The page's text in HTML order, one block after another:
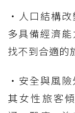
・人口結構
多具備經濟
找不到合適的
・安全與風
其女性旅客